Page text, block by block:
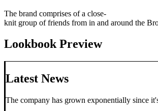
The brand comprises of a close-
knit group of friends from in and around the
Lookbook Preview
Latest News
The company has grown exponentially since